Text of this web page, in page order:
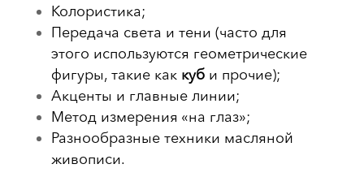
Колористика;
Передача света и тени (часто для
этого используются геометрические
фигуры, такие как куби прочие);
Акценты и главные линии;
Метод измерения «на глаз»;
Разнообразные техники масляной
живописи.